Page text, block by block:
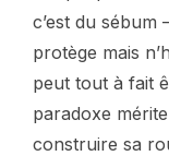
c’est du
protège mais
peut tout à fait
paradoxe
construire sa